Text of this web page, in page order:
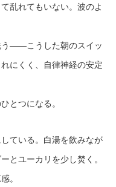
乱れてもいない。波のよ
う——こうした朝のスイッ
にくく、自律神経の安定
とつになる。
ている。白湯を飲みなが
とユーカリを少し焚く。
。